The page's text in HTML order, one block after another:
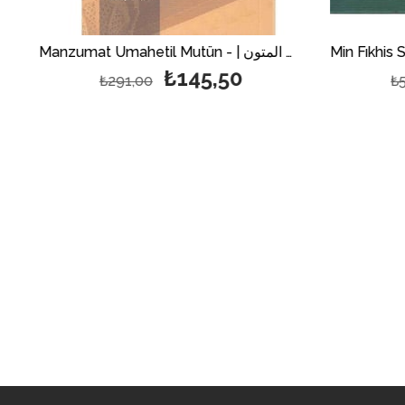
Manzumat Umahetil Mutün - | منظومات أمهات المتون
₺145,50
₺291,00